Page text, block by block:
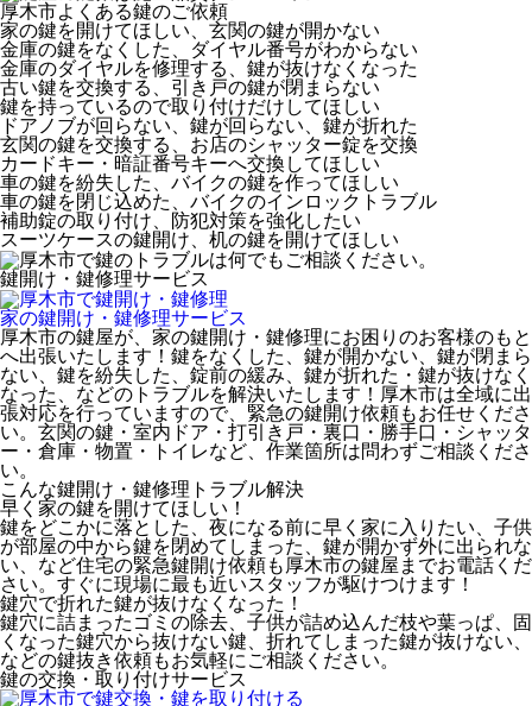
厚木市よくある鍵のご依頼
家の鍵を開けてほしい、玄関の鍵が開かない
金庫の鍵をなくした、ダイヤル番号がわからない
金庫のダイヤルを修理する、鍵が抜けなくなった
古い鍵を交換する、引き戸の鍵が閉まらない
鍵を持っているので取り付けだけしてほしい
ドアノブが回らない、鍵が回らない、鍵が折れた
玄関の鍵を交換する、お店のシャッター錠を交換
カードキー・暗証番号キーへ交換してほしい
車の鍵を紛失した、バイクの鍵を作ってほしい
車の鍵を閉じ込めた、バイクのインロックトラブル
補助錠の取り付け、防犯対策を強化したい
スーツケースの鍵開け、机の鍵を開けてほしい
鍵開け・鍵修理サービス
家の鍵開け・鍵修理サービス
厚木市の鍵屋が、家の鍵開け・鍵修理にお困りのお客様のもと
へ出張いたします！鍵をなくした、鍵が開かない、鍵が閉まら
ない、鍵を紛失した、錠前の緩み、鍵が折れた・鍵が抜けなく
なった、などのトラブルを解決いたします！厚木市は全域に出
張対応を行っていますので、緊急の鍵開け依頼もお任せくださ
い。玄関の鍵・室内ドア・打引き戸・裏口・勝手口・シャッタ
ー・倉庫・物置・トイレなど、作業箇所は問わずご相談くださ
い。
こんな鍵開け・鍵修理トラブル解決
早く家の鍵を開けてほしい！
鍵をどこかに落とした、夜になる前に早く家に入りたい、子供
が部屋の中から鍵を閉めてしまった、鍵が開かず外に出られな
い、など住宅の緊急鍵開け依頼も厚木市の鍵屋までお電話くだ
さい。すぐに現場に最も近いスタッフが駆けつけます！
鍵穴で折れた鍵が抜けなくなった！
鍵穴に詰まったゴミの除去、子供が詰め込んだ枝や葉っぱ、固
くなった鍵穴から抜けない鍵、折れてしまった鍵が抜けない、
などの鍵抜き依頼もお気軽にご相談ください。
鍵の交換・取り付けサービス